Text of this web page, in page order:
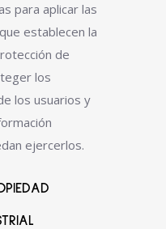
para aplicar las
establecen la
de
los
los usuarios y
ejercerlos.